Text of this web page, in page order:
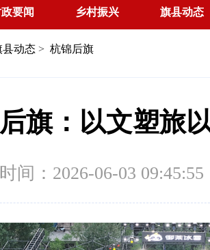
政要闻 乡村振兴 旗县动态
县动态 > 杭锦后旗
旗：以文塑旅
间：2026-06-03 09:45:55